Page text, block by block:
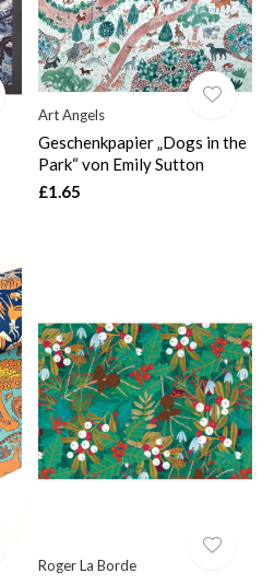
Art Angels
Geschenkpapier „Dogs in the
Park“ von Emily Sutton
£1.65
Roger La Borde